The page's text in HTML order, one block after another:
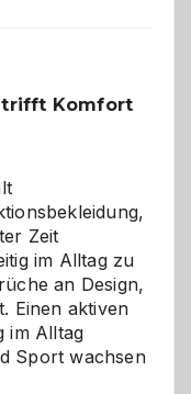
trifft Komfort
Zeit
im Alltag zu
an Design,
Einen aktiven
im Alltag
Sport wachsen